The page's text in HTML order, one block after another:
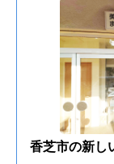
香芝市の新